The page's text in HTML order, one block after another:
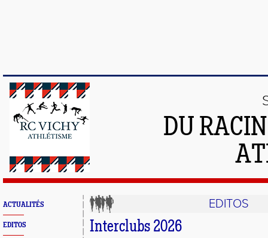
DU
ACTUALITÉS
EDITOS
EDITOS
Interclubs 2026